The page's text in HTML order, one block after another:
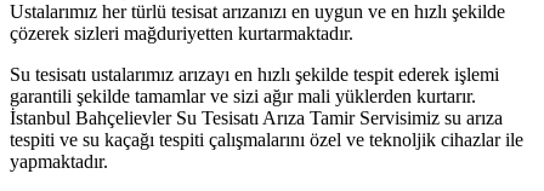
Ustalarımız her türlü tesisat arızanızı en uygun ve en hızlı şekilde
çözerek sizleri mağduriyetten kurtarmaktadır.
Su tesisatı ustalarımız arızayı en hızlı şekilde tespit ederek işlemi
garantili şekilde tamamlar ve sizi ağır mali yüklerden kurtarır.
İstanbul Bahçelievler Su Tesisatı Arıza Tamir Servisimiz su arıza
tespiti ve su kaçağı tespiti çalışmalarını özel ve teknoljik cihazlar ile
yapmaktadır.